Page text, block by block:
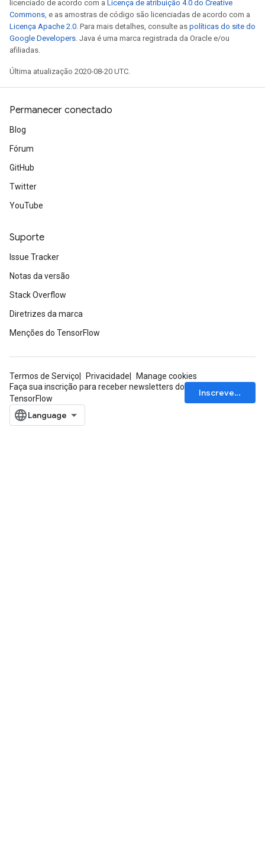
licenciado de acordo com a Licença de atribuição 4.0 do Creative
Commons, e as amostras de código são licenciadas de acordo com a
Licença Apache 2.0. Para mais detalhes, consulte as políticas do site do
Google Developers. Java é uma marca registrada da Oracle e/ou
afiliadas.
Última atualização 2020-08-20 UTC.
Permanecer conectado
Blog
Fórum
GitHub
Twitter
YouTube
Suporte
Issue Tracker
Notas da versão
Stack Overflow
Diretrizes da marca
Menções do TensorFlow
Termos de Serviço Privacidade
Manage cookies
Faça sua inscrição para receber newsletters do
TensorFlow
Inscrever-se